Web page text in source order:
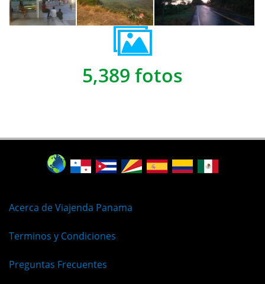
5,389 fotos
Acerca de Viajenda Panama
Terminos y Condiciones
Preguntas Frecuentes